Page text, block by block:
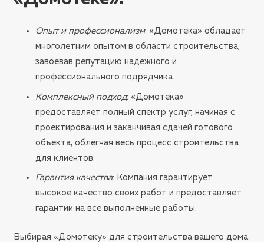
Опыт и профессионализм: «Домотека» обладает
многолетним опытом в области строительства,
завоевав репутацию надежного и
профессионального подрядчика.
Комплексный подход: «Домотека»
предоставляет полный спектр услуг, начиная с
проектирования и заканчивая сдачей готового
объекта, облегчая весь процесс строительства
для клиентов.
Гарантия качества: Компания гарантирует
высокое качество своих работ и предоставляет
гарантии на все выполненные работы.
Выбирая «Домотеку» для строительства вашего дома